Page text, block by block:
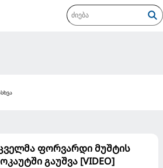
ფორვარდი მუშტის
გაუშვა [VIDEO]